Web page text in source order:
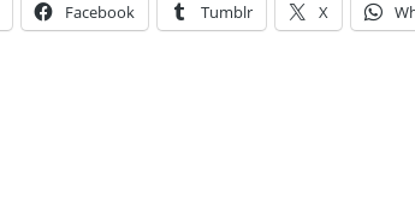
Facebook Tumblr X